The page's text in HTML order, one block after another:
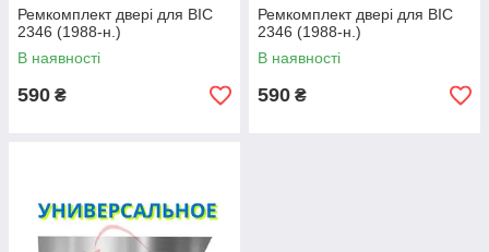
Ремкомплект двері для ВІС
2346 (1988-н.)
В наявності
590 ₴
Ремкомплект двері для ВІС
2346 (1988-н.)
В наявності
590 ₴